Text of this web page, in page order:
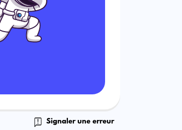
Signaler une erreur